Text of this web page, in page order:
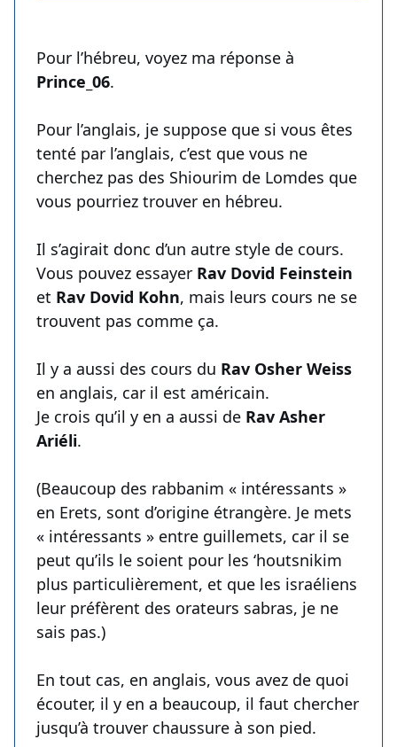
Pour l’hébreu, voyez ma réponse à
Prince_06.
Pour l’anglais, je suppose que si vous êtes
tenté par l’anglais, c’est que vous ne
cherchez pas des Shiourim de Lomdes que
vous pourriez trouver en hébreu.
Il s’agirait donc d’un autre style de cours.
Vous pouvez essayer Rav Dovid Feinstein
et Rav Dovid Kohn, mais leurs cours ne se
trouvent pas comme ça.
Il y a aussi des cours du Rav Osher Weiss
en anglais, car il est américain.
Je crois qu’il y en a aussi de Rav Asher
Ariéli.
(Beaucoup des rabbanim « intéressants »
en Erets, sont d’origine étrangère. Je mets
« intéressants » entre guillemets, car il se
peut qu’ils le soient pour les ‘houtsnikim
plus particulièrement, et que les israéliens
leur préfèrent des orateurs sabras, je ne
sais pas.)
En tout cas, en anglais, vous avez de quoi
écouter, il y en a beaucoup, il faut chercher
jusqu’à trouver chaussure à son pied.